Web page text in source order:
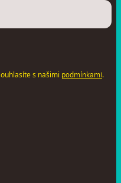
s našimi podmínkami.